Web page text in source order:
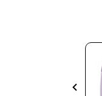
keyboard_arrow_left